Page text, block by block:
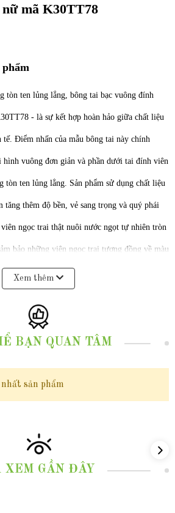
nữ mã K30TT78
phẩm
tòn ten lủng lẳng, bông tai bạc vuông đính
- là sự kết hợp hoàn hảo giữa chất liệu
tế. Điểm nhấn của mẫu bông tai này chính
vuông đơn giản và phần dưới tai đính viên
tòn ten lủng lẳng. Sản phẩm sử dụng chất liệu
tăng thêm độ bền, vẻ sang trọng và quý phái
ngọc trai thật nuôi nước ngọt tự nhiên tròn
bảo những viên ngọc trai tương đồng về màu
mịn màng bóng loáng, hiếm vết sinh
tòn ten lủng lẳng, bông tai bạc vuông đính
với thiết kế hình vuông đơn giản cùng
viên ngọc trai thật mang lại cảm giác nhẹ
phục trang phục hàng ngày, công sở
chọn hoàn hảo tạo ra một điểm nhấn quyến
Xem thêm
BẠN QUAN TÂM
sản phẩm
XEM GẦN ĐÂY